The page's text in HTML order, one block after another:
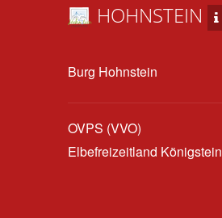
HOHNSTEIN
Burg Hohnstein
OVPS (VVO)
Elbefreizeitland Königstein